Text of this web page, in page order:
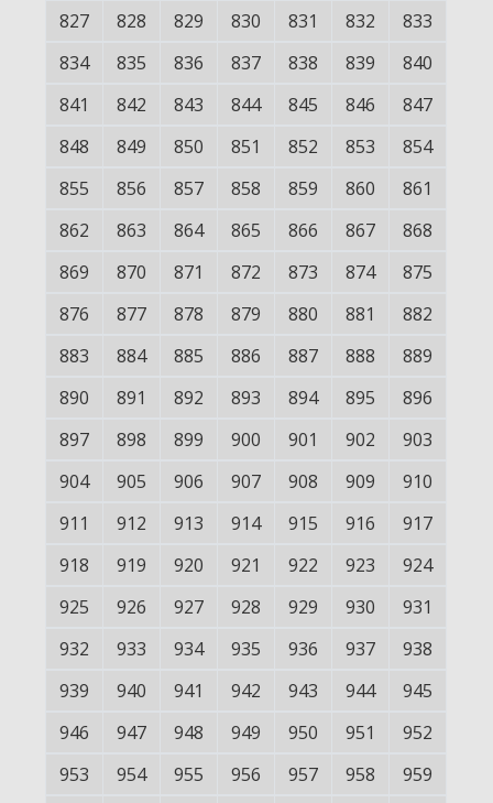
827 828 829 830 831 832
833
834
835 836 837 838 839
840
841
842 843 844 845 846
847
848
849 850 851 852 853
854
855
856 857 858 859 860
861
862
863 864 865 866 867
868
869
870 871 872 873 874
875
876
877 878 879 880 881
882
883
884 885 886 887 888
889
890
891 892 893 894 895
896
897
898 899 900 901 902
903
904
905 906 907 908 909
910
911
912 913 914 915 916
917
918
919 920 921 922 923
924
925
926 927 928 929 930
931
932
933 934 935 936 937
938
939
940 941 942 943 944
945
946
947 948 949 950 951
952
953
954 955 956 957 958
959